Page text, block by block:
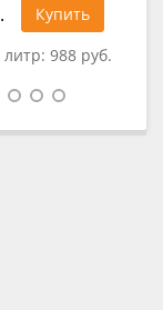
Купить
988 руб.